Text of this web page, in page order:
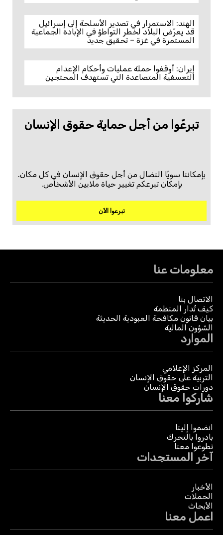
الهند: الاستمرار في تصدير الأسلحة إلى إسرائيل
قد يعرّض البلاد لخطر التواطؤ في الإبادة الجماعية
المستمرة في غزة – تحقيق جديد
إيران: أوقفوا حملة عمليات وأحكام الإعدام
التعسفية المتصاعدة التي تستهدف المحتجين
تبرعّوا من أجل حماية حقوق الإنسان
بإمكاننا سويًا النضال من أجل حقوق الإنسان في كل مكان.
بإمكان تبرعكم تغيير حياة ملايين الأشخاص.
تبرعوا الآن
معلومات عنا
الاتصال بنا
كيف تُدار المنظمة
بيان قانون مكافحة العبودية الحديثة
الشؤون المالية
الموارد
المركز الإعلامي
التربية على حقوق الإنسان
دورات حقوق الإنسان
شاركوا معنا
انضموا إلينا
بادروا بالتحرك
تطوعوا معنا
آخر المستجدات
الأخبار
الحملات
الأبحاث
اعمل معنا